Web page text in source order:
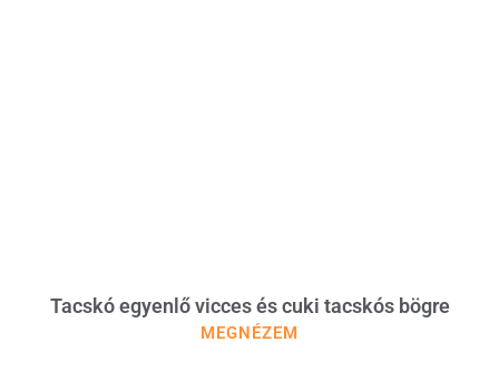
Tacskó egyenlő vicces és cuki tacskós bögre
MEGNÉZEM